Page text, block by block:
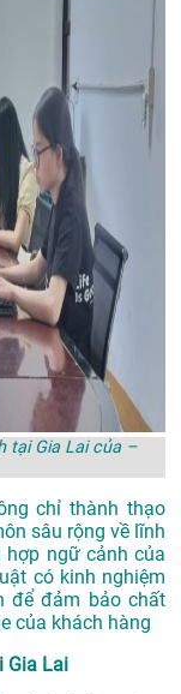
tại Gia Lai của –
chỉ thành thạo
sâu rộng về lĩnh
ngữ cảnh của
có kinh nghiệm
để đảm bảo chất
của khách hàng
Gia Lai